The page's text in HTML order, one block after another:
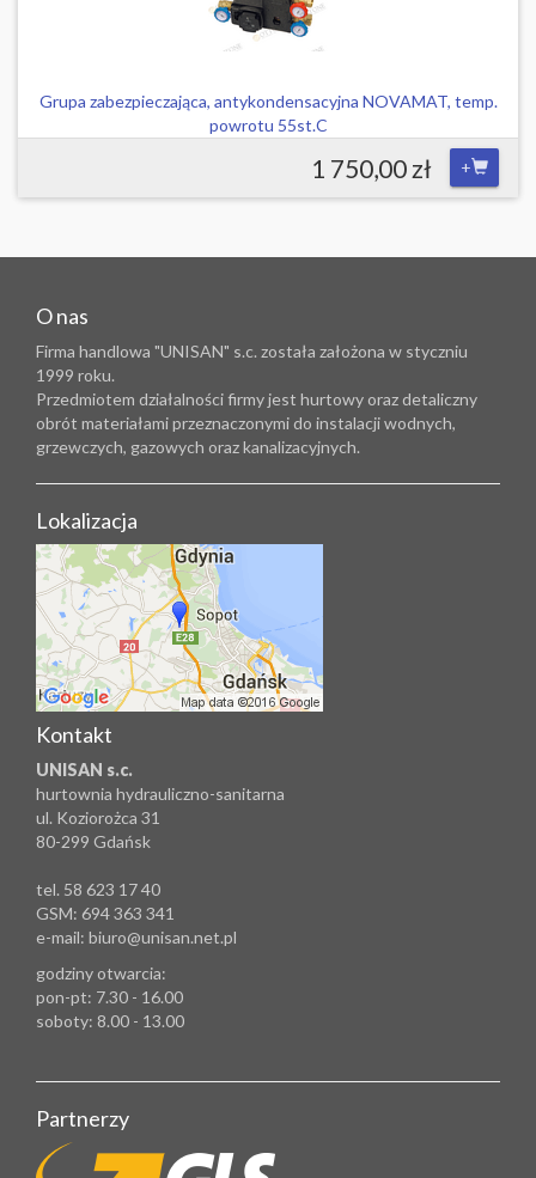
Grupa zabezpieczająca, antykondensacyjna NOVAMAT, temp.
powrotu 55st.C
1 750,00 zł +
O nas
Firma handlowa "UNISAN" s.c. została założona w styczniu
1999 roku.
Przedmiotem działalności firmy jest hurtowy oraz detaliczny
obrót materiałami przeznaczonymi do instalacji wodnych,
grzewczych, gazowych oraz kanalizacyjnych.
Lokalizacja
Kontakt
UNISAN s.c.
hurtownia hydrauliczno-sanitarna
ul. Koziorożca 31
80-299 Gdańsk
tel. 58 623 17 40
GSM: 694 363 341
e-mail: biuro@unisan.net.pl
godziny otwarcia:
pon-pt: 7.30 - 16.00
soboty: 8.00 - 13.00
Partnerzy